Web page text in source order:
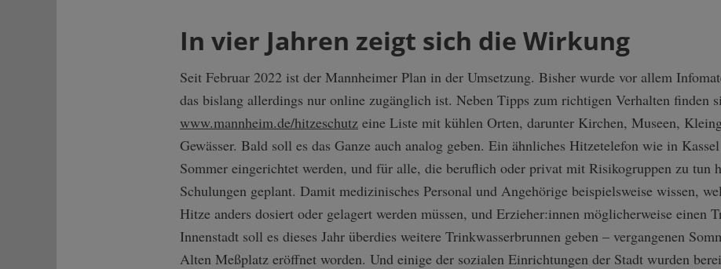
In vier Jahren zeigt sich die Wirkung
Seit Februar 2022 ist der Mannheimer Plan in der Umsetzung. Bisher wurde vor allem
das bislang allerdings nur online zugänglich ist. Neben Tipps zum richtigen Verhalten finden
www.mannheim.de/hitzeschutz eine Liste mit kühlen Orten, darunter Kirchen, Museen,
Gewässer. Bald soll es das Ganze auch analog geben. Ein ähnliches Hitzetelefon wie in
Sommer eingerichtet werden, und für alle, die beruflich oder privat mit Risikogruppen zu tun
Schulungen geplant. Damit medizinisches Personal und Angehörige beispielsweise wissen,
Hitze anders dosiert oder gelagert werden müssen, und Erzieher:innen möglicherweise einen
Innenstadt soll es dieses Jahr überdies weitere Trinkwasserbrunnen geben – vergangenen
Alten Meßplatz eröffnet worden. Und einige der sozialen Einrichtungen der Stadt wurden